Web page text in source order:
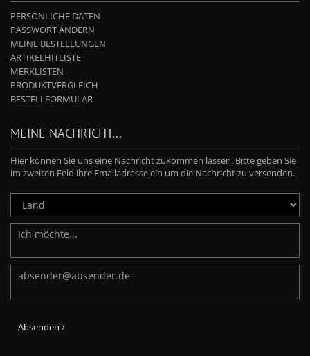
PERSÖNLICHE DATEN
PASSWORT ÄNDERN
MEINE BESTELLUNGEN
ARTIKELHITLISTE
MERKLISTEN
PRODUKTVERGLEICH
BESTELLFORMULAR
MEINE NACHRICHT...
Hier können Sie uns eine Nachricht zukommen lassen. Bitte geben Sie
im zweiten Feld ihre Emailadresse ein um die Nachricht zu versenden.
Absenden